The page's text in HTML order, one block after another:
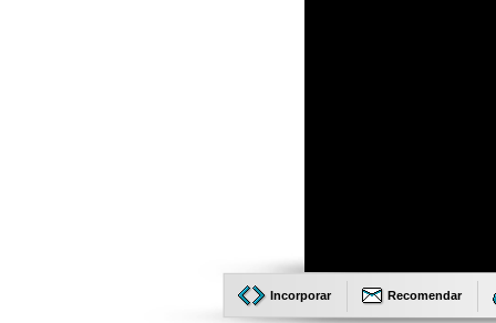
Incorporar Recomendar